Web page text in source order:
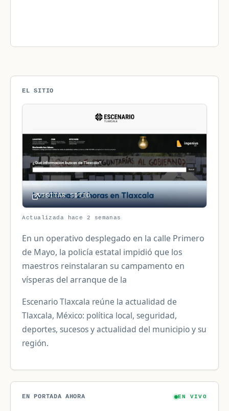
EL SITIO
VISITAR SITIO
Actualizada hace 2 semanas
En un operativo desplegado en la calle Primero
de Mayo, la policía estatal impidió que los
maestros reinstalaran su campamento en
vísperas del arranque de la
Escenario Tlaxcala reúne la actualidad de
Tlaxcala, México: política local, seguridad,
deportes, sucesos y actualidad del municipio y su
región.
EN PORTADA AHORA EN VIVO